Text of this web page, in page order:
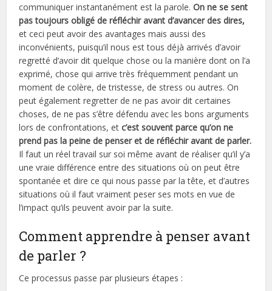
communiquer instantanément est la parole. On ne se sent
pas toujours obligé de réfléchir avant d’avancer des dires,
et ceci peut avoir des avantages mais aussi des
inconvénients, puisqu’il nous est tous déjà arrivés d’avoir
regretté d’avoir dit quelque chose ou la manière dont on l’a
exprimé, chose qui arrive très fréquemment pendant un
moment de colère, de tristesse, de stress ou autres. On
peut également regretter de ne pas avoir dit certaines
choses, de ne pas s’être défendu avec les bons arguments
lors de confrontations, etc’est souvent parce qu’on ne
prend pas la peine de penser et de réfléchir avant de parler.
Il faut un réel travail sur soi même avant de réaliser qu’il y’a
une vraie différence entre des situations où on peut être
spontanée et dire ce qui nous passe par la tête, et d’autres
situations où il faut vraiment peser ses mots en vue de
l’impact qu’ils peuvent avoir par la suite.
Comment apprendre à penser avant
de parler ?
Ce processus passe par plusieurs étapes :